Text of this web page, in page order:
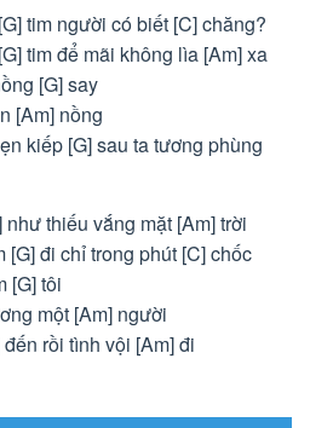
tim người có biết [C] chăng?
tim để mãi không lìa [Am] xa
[G] say
[Am] nồng
kiếp [G] sau ta tương phùng
thiếu vắng mặt [Am] trời
[G] đi chỉ trong phút [C] chốc
[G] tôi
một [Am] người
rồi tình vội [Am] đi